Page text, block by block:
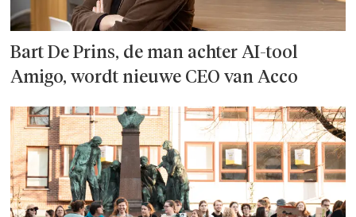
Bart De Prins, de man achter AI-tool
Amigo, wordt nieuwe CEO van Acco